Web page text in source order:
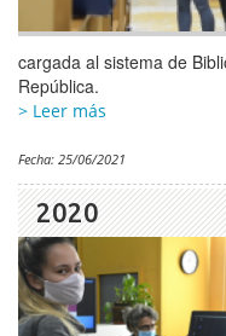
cargada al sistema de
República.
> Leer más
Fecha: 25/06/2021
2020